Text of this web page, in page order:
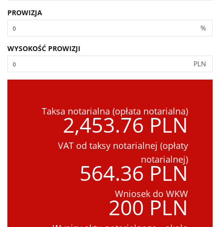
PROWIZJA
%
WYSOKOŚĆ PROWIZJI
PLN
Taksa notarialna (opłata notarialna)
2,453.76 PLN
VAT od taksy notarialnej (opłaty
notarialnej)
564.36 PLN
Wniosek do WKW
200 PLN